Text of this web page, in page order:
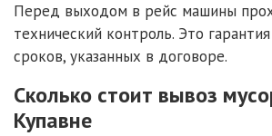
Перед выходом в рейс машины
технический контроль. Это
сроков, указанных в договоре.
Сколько стоит вывоз
Купавне